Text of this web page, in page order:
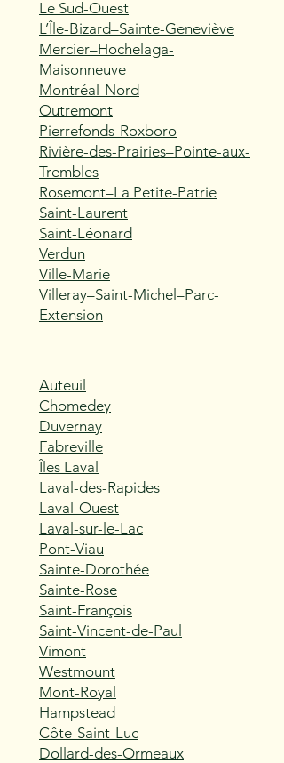
Le Sud-Ouest
L’Île-Bizard–Sainte-Geneviève
Mercier–Hochelaga-
Maisonneuve
Montréal-Nord
Outremont
Pierrefonds-Roxboro
Rivière-des-Prairies–Pointe-aux-
Trembles
Rosemont–La Petite-Patrie
Saint-Laurent
Saint-Léonard
Verdun
Ville-Marie
Villeray–Saint-Michel–Parc-
Extension
Auteuil
Chomedey
Duvernay
Fabreville
Îles Laval
Laval-des-Rapides
Laval-Ouest
Laval-sur-le-Lac
Pont-Viau
Sainte-Dorothée
Sainte-Rose
Saint-François
Saint-Vincent-de-Paul
Vimont
Westmount
Mont-Royal
Hampstead
Côte-Saint-Luc
Dollard-des-Ormeaux